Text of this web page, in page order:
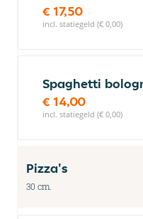
€ 17,50
incl. statiegeld (€ 0,00)
Spaghetti
€ 14,00
incl. statiegeld (€ 0,00)
Pizza's
30 cm.